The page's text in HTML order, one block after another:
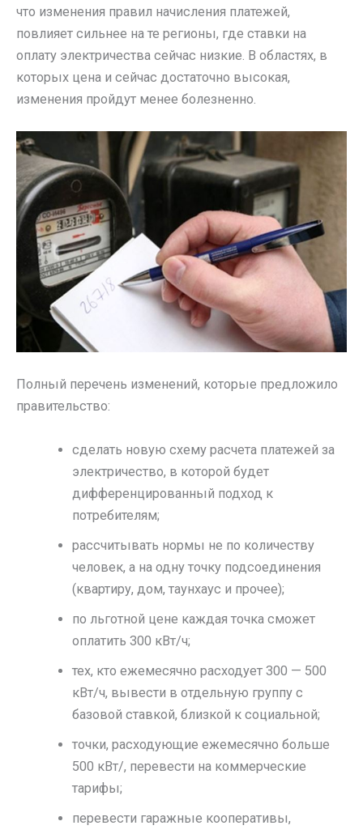
что изменения правил начисления платежей,
повлияет сильнее на те регионы, где ставки на
оплату электричества сейчас низкие. В областях, в
которых цена и сейчас достаточно высокая,
изменения пройдут менее болезненно.
Полный перечень изменений, которые предложило
правительство:
сделать новую схему расчета платежей за
электричество, в которой будет
дифференцированный подход к
потребителям;
рассчитывать нормы не по количеству
человек, а на одну точку подсоединения
(квартиру, дом, таунхаус и прочее);
по льготной цене каждая точка сможет
оплатить 300 кВт/ч;
тех, кто ежемесячно расходует 300 — 500
кВт/ч, вывести в отдельную группу с
базовой ставкой, близкой к социальной;
точки, расходующие ежемесячно больше
500 кВт/, перевести на коммерческие
тарифы;
перевести гаражные кооперативы,